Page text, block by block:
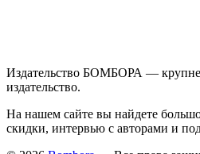
Издательство БОМБОРА —
издательство.
На нашем сайте вы найдете
скидки, интервью с авторами и